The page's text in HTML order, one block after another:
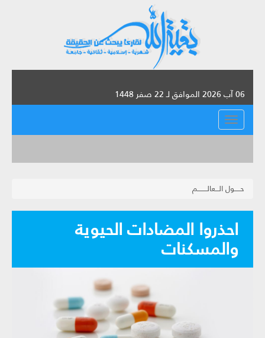
06 آب 2026 الموافق لـ 22 صفر 1448
القائمة
حـــــول الـــعالــــــــم
احذروا المضادات الحيوية
والمسكنات